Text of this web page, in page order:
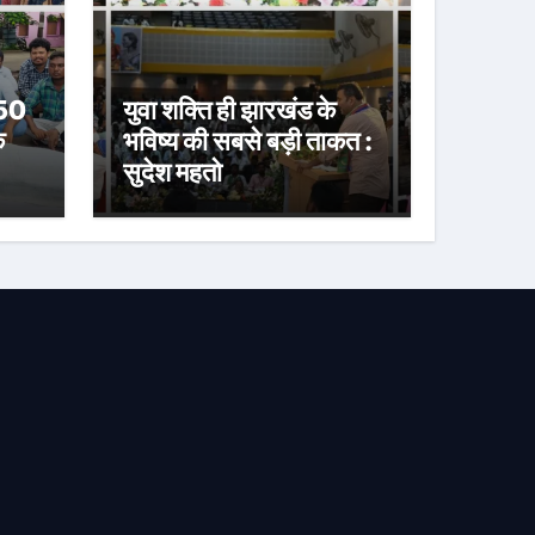
युवा शक्ति ही झारखंड के
भविष्य की सबसे बड़ी ताकत :
सुदेश महतो